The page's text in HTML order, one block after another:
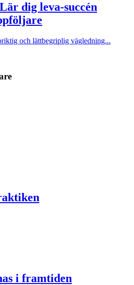
dig leva-succén
och lättbegriplig vägledning...
i framtiden